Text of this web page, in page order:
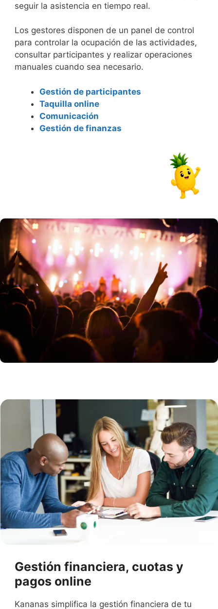
seguir la asistencia en tiempo real.
Los gestores disponen de un panel de control
para controlar la ocupación de las actividades,
consultar participantes y realizar operaciones
manuales cuando sea necesario.
Gestión de participantes
Taquilla online
Comunicación
Gestión de finanzas
Gestión financiera, cuotas y
pagos online
Kananas simplifica la gestión financiera de tu